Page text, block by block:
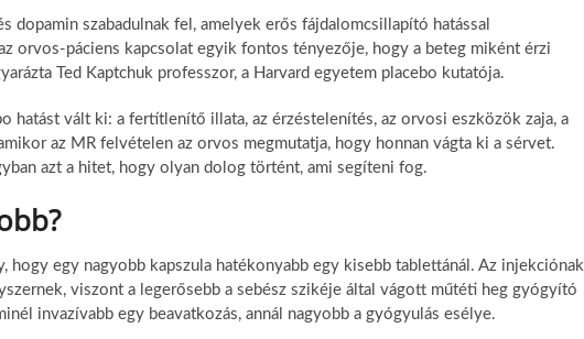
dopamin szabadulnak fel, amelyek erős fájdalomcsillapító hatással
orvos-páciens kapcsolat egyik fontos tényezője, hogy a beteg miként érzi
Ted Kaptchuk professzor, a Harvard egyetem placebo kutatója.
hatást vált ki: a fertítlenítő illata, az érzéstelenítés, az orvosi eszközök zaja, a
az MR felvételen az orvos megmutatja, hogy honnan vágta ki a sérvet.
azt a hitet, hogy olyan dolog történt, ami segíteni fog.
hogy egy nagyobb kapszula hatékonyabb egy kisebb tablettánál. Az injekciónak
viszont a legerősebb a sebész szikéje által vágott műtéti heg gyógyító
invazívabb egy beavatkozás, annál nagyobb a gyógyulás esélye.